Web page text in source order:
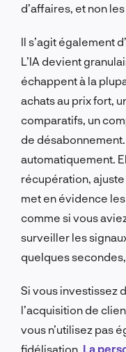
d’affaires, et non
Il s’agit également
L’IA devient
échappent à la
achats au prix fort,
comparatifs, un
de
automatiquement.
récupération,
met en évidence
comme si vous
surveiller les
quelques
Si vous investissez
l’acquisition de
vous n’utilisez pas
fidélisation. La